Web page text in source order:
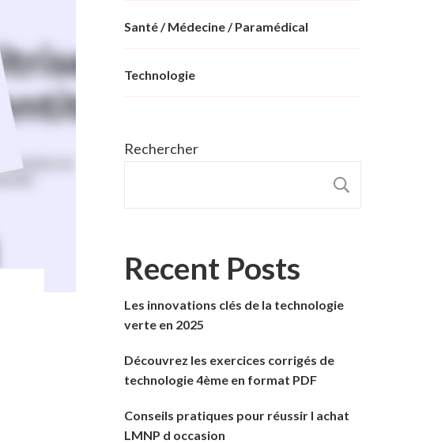
Santé / Médecine / Paramédical
Technologie
Rechercher
Recent Posts
Les innovations clés de la technologie
verte en 2025
Découvrez les exercices corrigés de
technologie 4ème en format PDF
Conseils pratiques pour réussir l achat
LMNP d occasion